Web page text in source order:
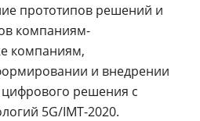
прототипов решений и
компаниям-
компаниям,
и внедрении
решения с
5G/IMT-2020.